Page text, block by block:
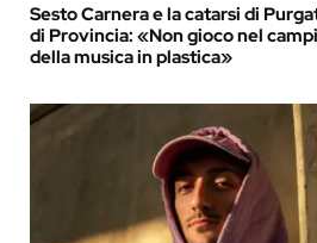
Sesto Carnera e la catarsi di
di Provincia: «Non gioco nel
della musica in plastica»